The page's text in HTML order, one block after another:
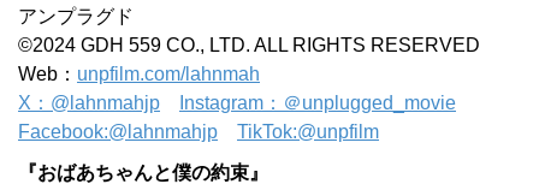
アンプラグド
©2024 GDH 559 CO., LTD. ALL RIGHTS RESERVED
Web： unpfilm.com/lahnmah
X：@lahnmahjp
Instagram：＠unplugged_movie
Facebook:@lahnmahjp
TikTok:@unpfilm
『おばあちゃんと僕の約束』